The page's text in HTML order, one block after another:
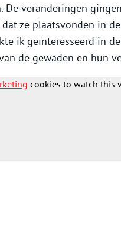
De veranderingen
ze plaatsvonden in
ik geïnteresseerd in
de gewaden en hun
cookies to watch this